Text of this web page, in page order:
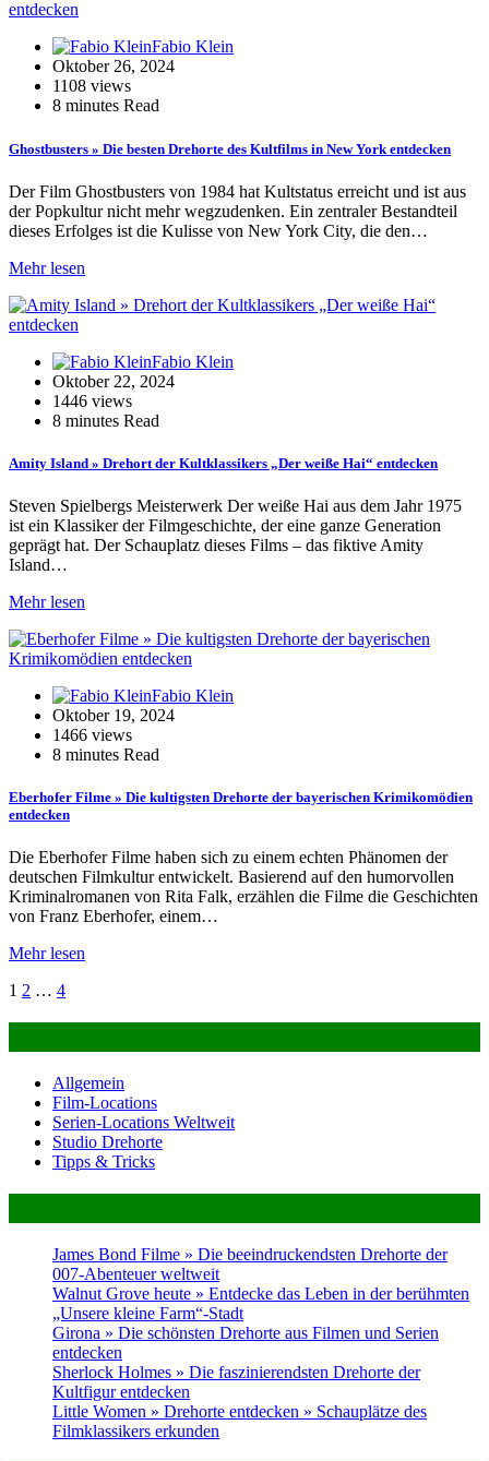
Fabio Klein
Oktober 26, 2024
1108 views
8 minutes Read
Ghostbusters » Die besten Drehorte des Kultfilms in New York entdecken
Der Film Ghostbusters von 1984 hat Kultstatus erreicht und ist aus
der Popkultur nicht mehr wegzudenken. Ein zentraler Bestandteil
dieses Erfolges ist die Kulisse von New York City, die den…
Mehr lesen
Fabio Klein
Oktober 22, 2024
1446 views
8 minutes Read
Amity Island » Drehort der Kultklassikers „Der weiße Hai“ entdecken
Steven Spielbergs Meisterwerk Der weiße Hai aus dem Jahr 1975
ist ein Klassiker der Filmgeschichte, der eine ganze Generation
geprägt hat. Der Schauplatz dieses Films – das fiktive Amity
Island…
Mehr lesen
Fabio Klein
Oktober 19, 2024
1466 views
8 minutes Read
Eberhofer Filme » Die kultigsten Drehorte der bayerischen Krimikomödien
entdecken
Die Eberhofer Filme haben sich zu einem echten Phänomen der
deutschen Filmkultur entwickelt. Basierend auf den humorvollen
Kriminalromanen von Rita Falk, erzählen die Filme die Geschichten
von Franz Eberhofer, einem…
Mehr lesen
Seitennummerierung
der
Beiträge
1 2 … 4
Allgemein
Film-Locations
Serien-Locations Weltweit
Studio Drehorte
Tipps & Tricks
James Bond Filme » Die beeindruckendsten Drehorte der
007-Abenteuer weltweit
Walnut Grove heute » Entdecke das Leben in der berühmten
„Unsere kleine Farm“-Stadt
Girona » Die schönsten Drehorte aus Filmen und Serien
entdecken
Sherlock Holmes » Die faszinierendsten Drehorte der
Kultfigur entdecken
Little Women » Drehorte entdecken » Schauplätze des
Filmklassikers erkunden